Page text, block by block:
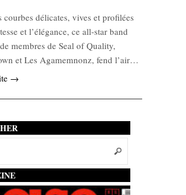
courbes délicates, vives et profilées
et l’élégance, ce all-star band
membres de Seal of Quality,
et Les Agamemnonz, fend l’air…
→